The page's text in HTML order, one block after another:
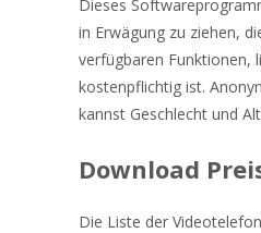
Dieses
in Erwägung zu ziehen,
verfügbaren Funktionen,
kostenpflichtig ist.
kannst Geschlecht und
Download
Die Liste der